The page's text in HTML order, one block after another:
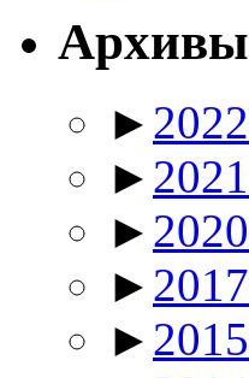
Архивы
► 2022
► 2021
► 2020
► 2017
► 2015